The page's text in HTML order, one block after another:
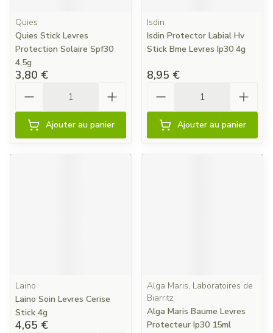
Quies
Quies Stick Levres
Protection Solaire Spf30
4,5g
3,80 €
Ajouter au panier
Isdin
Isdin Protector Labial Hv
Stick Bme Levres Ip30 4g
8,95 €
Ajouter au panier
Laino
Laino Soin Levres Cerise
Stick 4g
4,65 €
Alga Maris, Laboratoires de
Biarritz
Alga Maris Baume Levres
Protecteur Ip30 15ml